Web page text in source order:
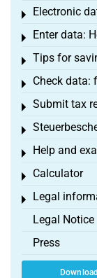
Electronic
Toggle menu
Enter data:
Toggle menu
Tips for
Toggle menu
Check data:
Toggle menu
Submit tax
Toggle menu
Toggle menu
Help and
Toggle menu
Calculator
Toggle menu
Legal
Toggle menu
Legal Notice
Press